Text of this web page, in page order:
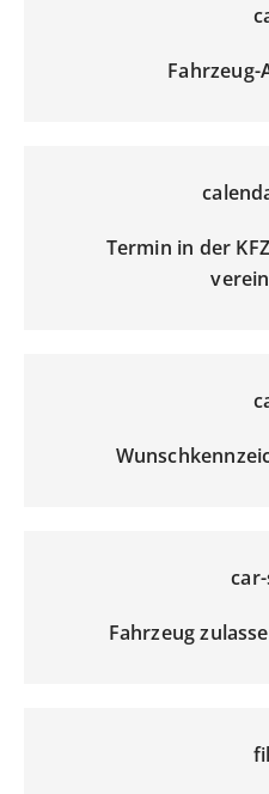
Termin in der
Fahrzeug